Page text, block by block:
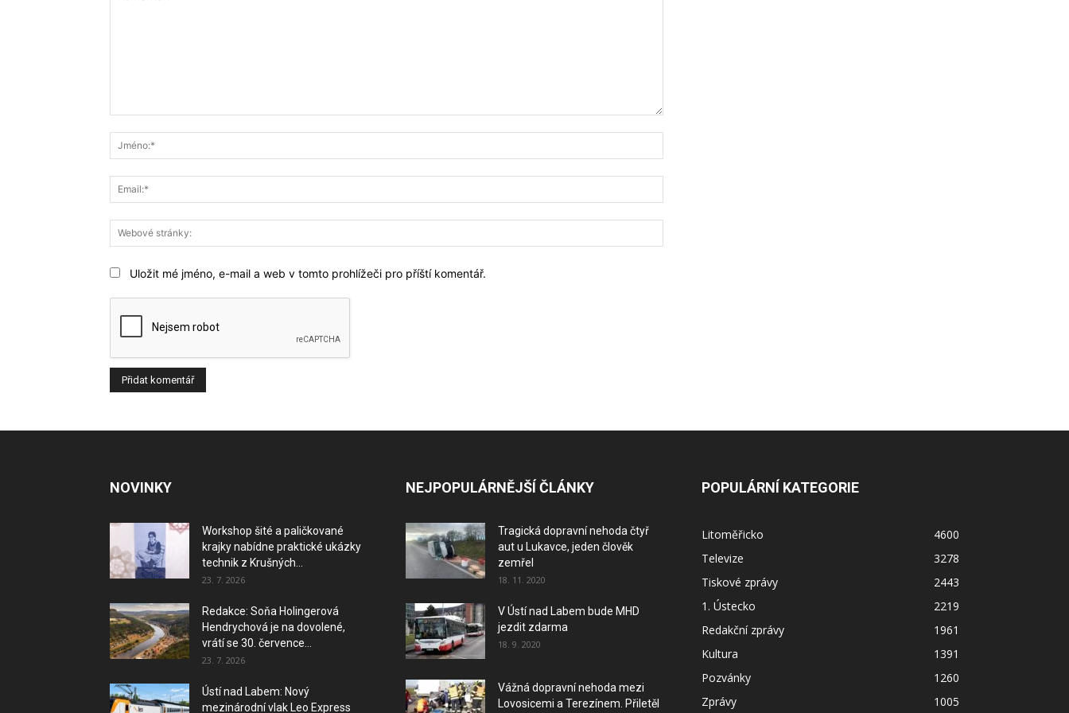
stránky:
Uložit mé jméno, e-mail a web v tomto prohlížeči pro příští komentář.
NOVINKY
Workshop šité a paličkované
krajky nabídne praktické ukázky
technik z Krušných...
23. 7. 2026
Redakce: Soňa Holingerová
Hendrychová je na dovolené,
vrátí se 30. července...
23. 7. 2026
Ústí nad Labem: Nový
mezinárodní vlak Leo Express
NEJPOPULÁRNĚJŠÍ ČLÁNKY
Tragická dopravní nehoda čtyř
aut u Lukavce, jeden člověk
zemřel
18. 11. 2020
V Ústí nad Labem bude MHD
jezdit zdarma
18. 9. 2020
Vážná dopravní nehoda mezi
Lovosicemi a Terezínem. Přiletěl
POPULÁRNÍ KATEGORIE
Litoměřicko
4600
Televize
3278
Tiskové zprávy
2443
1. Ústecko
2219
Redakční zprávy
1961
Kultura
1391
Pozvánky
1260
Zprávy
1005